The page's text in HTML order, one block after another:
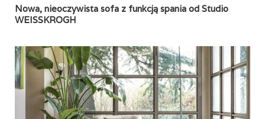
Nowa, nieoczywista sofa z funkcją spania od Studio
WEISSKROGH